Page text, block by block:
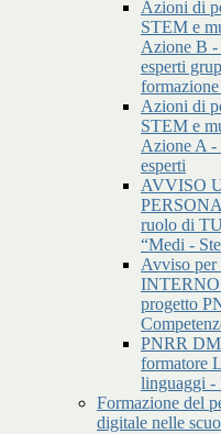
Azioni di
STEM e
Azione B -
esperti
Azioni di
STEM e
Azione A -
esperti
AVVISO
ruolo di
“Medi -
Avviso per
INTERNO
progetto
PNRR DM
formatore
linguaggi -
Formazione del
digitale nelle